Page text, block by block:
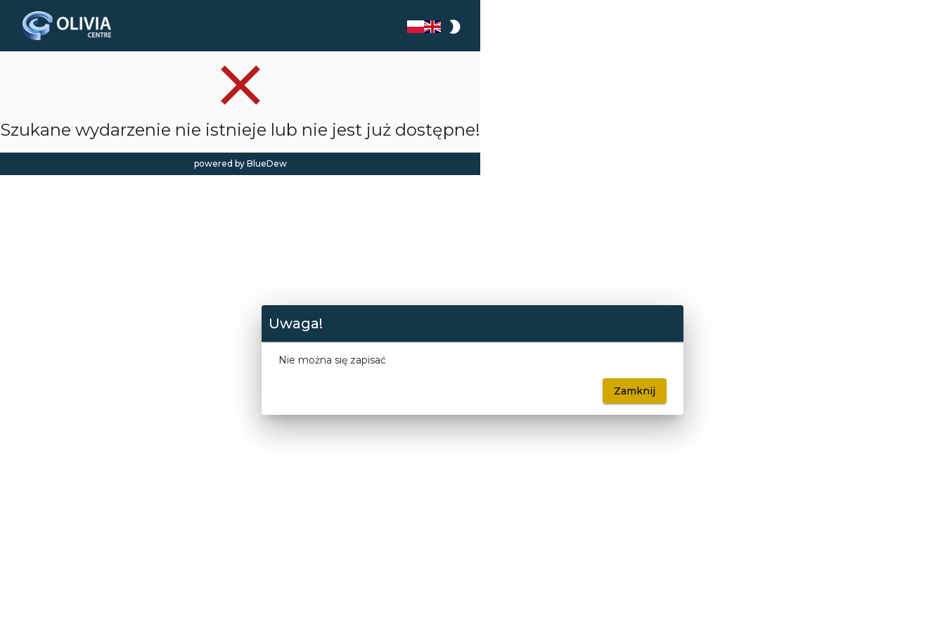
mode_night
clear
Szukane wydarzenie nie istnieje lub nie jest już dostępne!
powered by BlueDew
Uwaga!
Nie można się zapisać
Zamknij